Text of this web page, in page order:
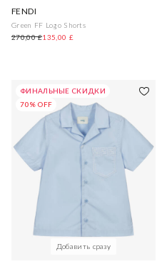
FENDI
Green FF Logo Shorts
270,00 £135,00 £
ФИНАЛЬНЫЕ СКИДКИ
70% OFF
Добавить сразу